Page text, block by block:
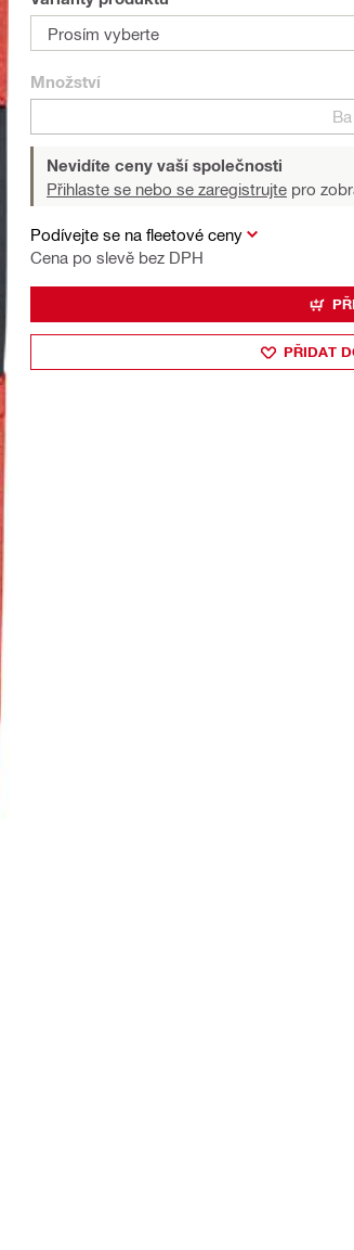
Prosím vyberte
Množství
Nevidíte ceny vaší společnosti
Přihlaste se nebo se zaregistrujte pro
Podívejte se na fleetové ceny
Cena po slevě bez DPH
PŘIDAT